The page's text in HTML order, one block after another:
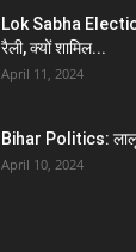
Lok Sabha
रैली, क्यों शामिल...
April 11, 2024
Bihar Politics: लालू
April 10, 2024